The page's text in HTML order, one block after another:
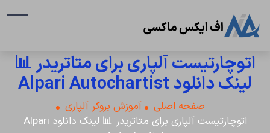
اتوچارتیست آلپاری برای متاتریدر 📊
لینک دانلود Alpari Autochartist
صفحه اصلی
آموزش بروکر آلپاری
اتوچارتیست آلپاری برای متاتریدر 📊 لینک دانلود Alpari